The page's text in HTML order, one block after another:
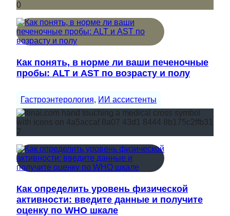
Как понять, в норме ли ваши печеночные
пробы: ALT и AST по возрасту и полу
Гастроэнтерология, ИИ ассистенты
Как определить уровень физической
активности: введите данные и получите
оценку по WHO шкале